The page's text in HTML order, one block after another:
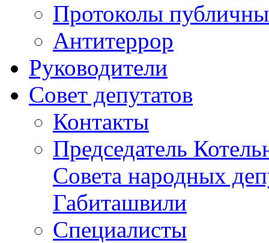
Протоколы
Антитеррор
Руководители
Совет депутатов
Контакты
Председатель
Совета народных
Габиташвили
Специалисты